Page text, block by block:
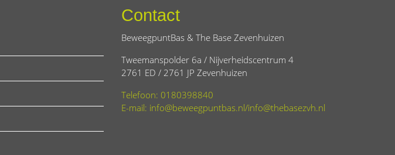
Contact
BeweegpuntBas & The Base Zevenhuizen
Tweemanspolder 6a / Nijverheidscentrum 4
2761 ED / 2761 JP Zevenhuizen
Telefoon: 0180398840
E-mail: info@beweegpuntbas.nl/info@thebasezvh.nl